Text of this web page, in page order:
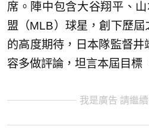
席。陣中包含大谷翔平、
盟（MLB）球星，創下歷
的高度期待，日本隊監督
容多做評論，坦言本屆目標
我是廣告 請繼